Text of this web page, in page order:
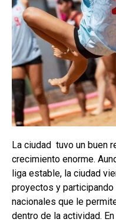
La ciudad tuvo un buen
crecimiento enorme.
liga estable, la ciudad
proyectos y
nacionales que le
dentro de la actividad.